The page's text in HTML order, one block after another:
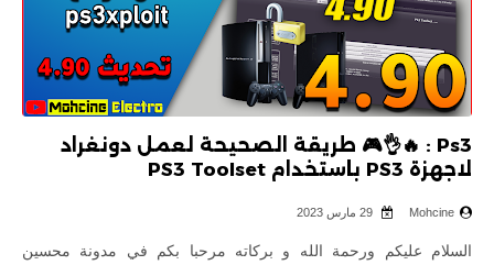
Ps3 : 🔥👌🎮 طريقة الصحيحة لعمل دونغراد
لاجهزة PS3 باستخدام PS3 Toolset
Mohcine
السلام عليكم ورحمة الله و بركاته مرحبا بكم في مدونة محسين